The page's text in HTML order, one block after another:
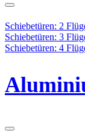
Schiebetüren: 2
Schiebetüren: 3
Schiebetüren: 4